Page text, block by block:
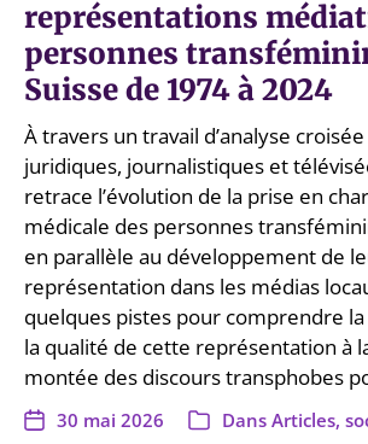
représentations
personnes
Suisse de 1974 à 2024
À travers un travail d’analyse croisée
juridiques, journalistiques et
retrace l’évolution de la prise en
médicale des personnes
en parallèle au développement de
représentation dans les médias
quelques pistes pour comprendre
la qualité de cette représentation à
montée des discours transphobes
30 mai 2026 Dans Articles,